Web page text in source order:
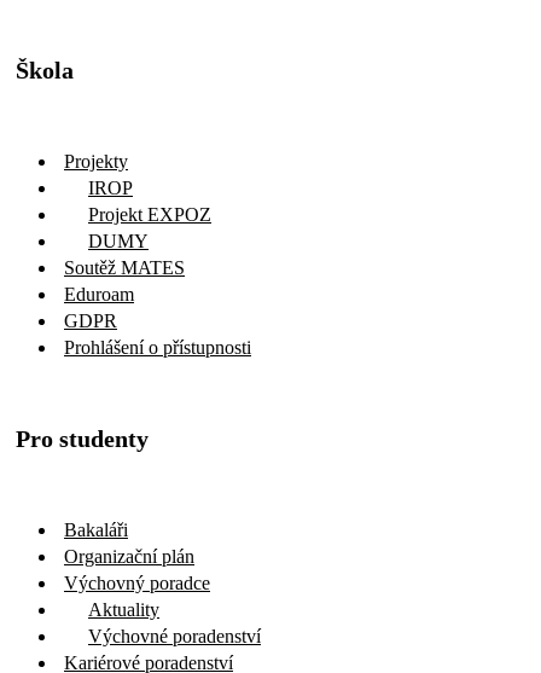
Škola
Projekty
IROP
Projekt EXPOZ
DUMY
Soutěž MATES
Eduroam
GDPR
Prohlášení o přístupnosti
Pro studenty
Bakaláři
Organizační plán
Výchovný poradce
Aktuality
Výchovné poradenství
Kariérové poradenství